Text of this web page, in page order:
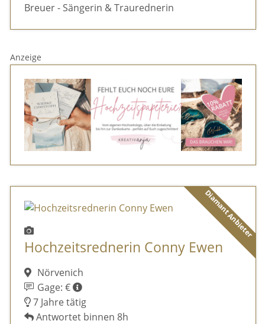
Breuer - Sängerin & Traurednerin
Anzeige
Diamant Anbieter
Hochzeitsrednerin Conny Ewen
Nörvenich
Gage: €
7 Jahre tätig
Antwortet binnen 8h